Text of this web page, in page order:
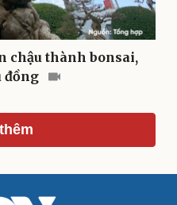
Podcast
Câu chuyện thời sự
Kể chuyện cho bé
chậu thành bonsai,
đồng